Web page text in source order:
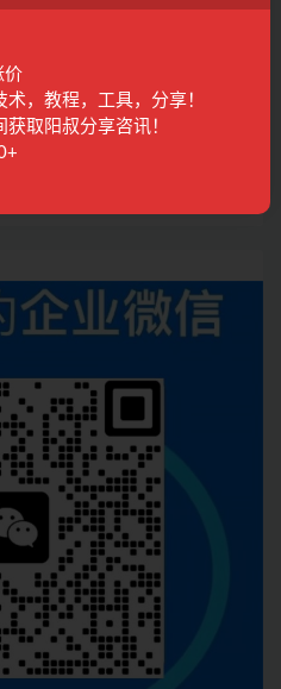
,内容制作和变现
月前
训营：教你如何做短视频，各行
价
，教程，工具，分享！
取阳叔分享咨讯！